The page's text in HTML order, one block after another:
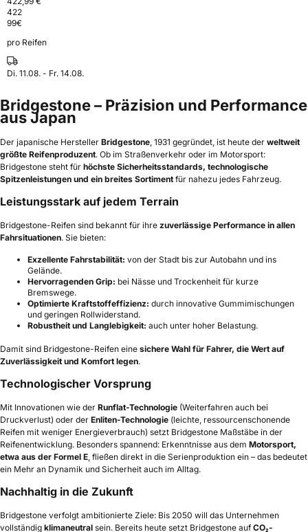
422
99€
pro Reifen
Di. 11.08. - Fr. 14.08.
Bridgestone – Präzision und Performance
aus Japan
Der japanische Hersteller Bridgestone , 1931 gegründet, ist heute der weltweit
größte Reifenproduzent. Ob im Straßenverkehr oder im Motorsport:
Bridgestone steht für höchste Sicherheitsstandards, technologische
Spitzenleistungen und ein breites Sortiment für nahezu jedes Fahrzeug.
Leistungsstark auf jedem Terrain
Bridgestone-Reifen sind bekannt für ihre zuverlässige Performance in allen
Fahrsituationen. Sie bieten:
Exzellente Fahrstabilität: von der Stadt bis zur Autobahn und ins
Gelände.
Hervorragenden Grip: bei Nässe und Trockenheit für kurze
Bremswege.
Optimierte Kraftstoffeffizienz: durch innovative Gummimischungen
und geringen Rollwiderstand.
Robustheit und Langlebigkeit: auch unter hoher Belastung.
Damit sind Bridgestone-Reifen eine sichere Wahl für Fahrer, die Wert auf
Zuverlässigkeit und Komfort legen.
Technologischer Vorsprung
Mit Innovationen wie der Runflat-Technologie (Weiterfahren auch bei
Druckverlust) oder der Enliten-Technologie (leichte, ressourcenschonende
Reifen mit weniger Energieverbrauch) setzt Bridgestone Maßstäbe in der
Reifenentwicklung. Besonders spannend: Erkenntnisse aus dem Motorsport,
etwa aus der Formel E , fließen direkt in die Serienproduktion ein – das bedeutet
ein Mehr an Dynamik und Sicherheit auch im Alltag.
Nachhaltig in die Zukunft
Bridgestone verfolgt ambitionierte Ziele: Bis 2050 will das Unternehmen
vollständig klimaneutral sein. Bereits heute setzt Bridgestone aufCO₂-